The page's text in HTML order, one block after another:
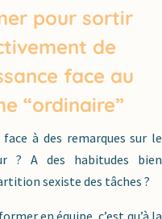
pour sortir
de
face au
“ordinaire”
à des remarques sur le
? A des habitudes bien
sexiste des tâches ?
en équipe, c’est qu’à la